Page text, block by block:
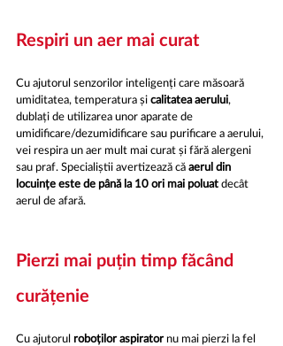
Respiri un aer mai curat
Cu ajutorul senzorilor inteligenți care măsoară
umiditatea, temperatura și calitatea aerului,
dublați de utilizarea unor aparate de
umidificare/dezumidificare sau purificare a aerului,
vei respira un aer mult mai curat și fără alergeni
sau praf. Specialiștii avertizează că aerul din
locuințe este de până la 10 ori mai poluat decât
aerul de afară.
Pierzi mai puțin timp făcând
curățenie
Cu ajutorul roboților aspirator nu mai pierzi la fel